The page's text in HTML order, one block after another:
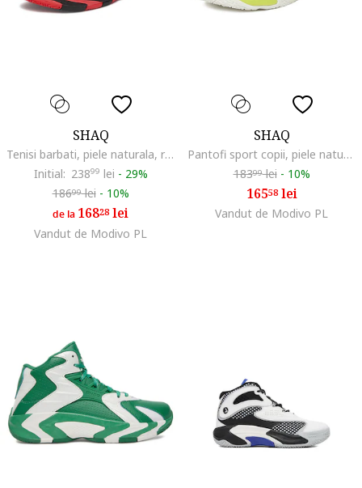
SHAQ
Tenisi barbati, piele naturala, rosu, talpa groasa
Initial: 23899 lei - 29%
18699lei - 10%
de la 16828 lei
Vandut de Modivo PL
SHAQ
Pantofi sport copii, piele naturala, verde, textil
18399lei - 10%
16558lei
Vandut de Modivo PL